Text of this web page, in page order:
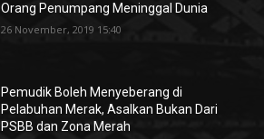
Orang Penumpang Meninggal Dunia
26 November, 2019 15:40
Pemudik Boleh Menyeberang di
Pelabuhan Merak, Asalkan Bukan Dari
PSBB dan Zona Merah